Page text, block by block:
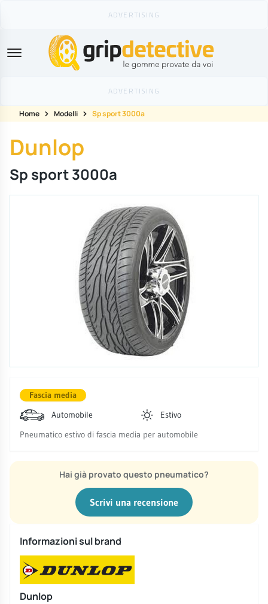
GripDetective
Home Modelli Sp sport 3000a
Dunlop
Sp sport 3000a
Fascia media
Automobile
Estivo
Pneumatico estivo di fascia media per automobile
Hai già provato questo pneumatico?
Scrivi una recensione
Informazioni sul brand
Dunlop